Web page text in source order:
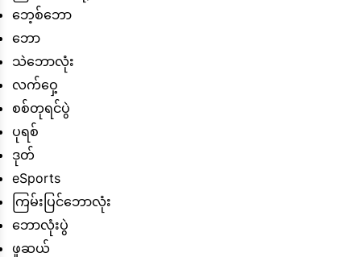
ဘေ့စ်ဘော
ဘော
သဲဘောလုံး
လက်ဝှေ့
စစ်တုရင်ပွဲ
ပုရစ်
ဒုတ်
eSports
ကြမ်းပြင်ဘောလုံး
ဘောလုံးပွဲ
ဖူဆယ်